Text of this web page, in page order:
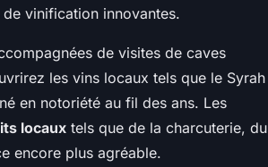
vinification innovantes.
de visites de caves
les vins locaux tels que le Syrah
en notoriété au fil des ans. Les
locaux tels que de la charcuterie, du
encore plus agréable.